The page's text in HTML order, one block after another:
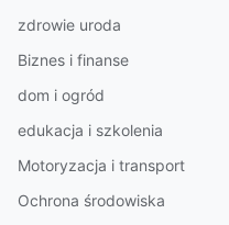
zdrowie uroda
Biznes i finanse
dom i ogród
edukacja i szkolenia
Motoryzacja i transport
Ochrona środowiska